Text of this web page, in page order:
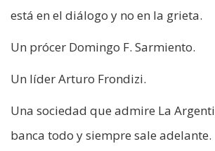
está en el diálogo y no en la grieta.
Un prócer Domingo F. Sarmiento.
Un líder Arturo Frondizi.
Una sociedad que admire La
banca todo y siempre sale adelante.